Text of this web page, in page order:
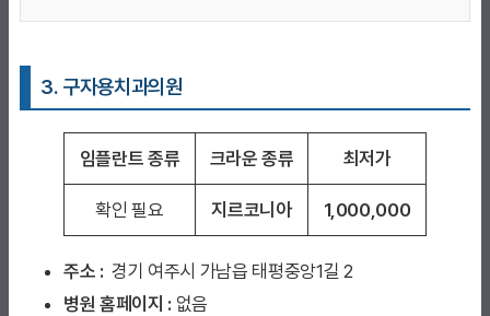
3. 구자용치과의원
임플란트 종류 크라운 종류 최저가
확인 필요 지르코니아 1,000,000
주소 : 경기 여주시 가남읍 태평중앙1길 2
병원 홈페이지 : 없음